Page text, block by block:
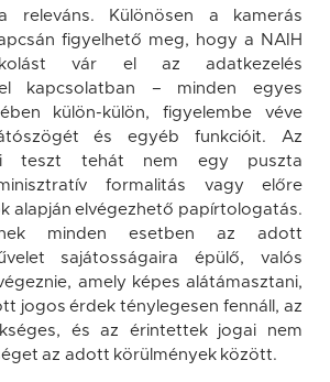
releváns. Különösen a kamerás
figyelhető meg, hogy a NAIH
vár el az adatkezelés
kapcsolatban – minden egyes
külön-külön, figyelembe véve
és egyéb funkcióit. Az
teszt tehát nem egy puszta
formalitás vagy előre
alapján elvégezhető papírtologatás.
minden esetben az adott
sajátosságaira épülő, valós
amely képes alátámasztani,
jogos érdek ténylegesen fennáll, az
és az érintettek jogai nem
az adott körülmények között.